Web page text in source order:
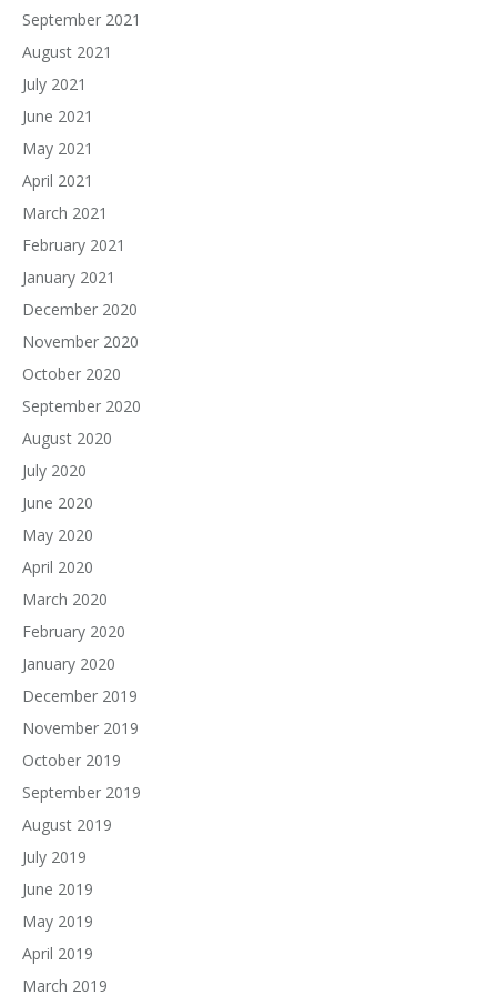
September 2021
August 2021
July 2021
June 2021
May 2021
April 2021
March 2021
February 2021
January 2021
December 2020
November 2020
October 2020
September 2020
August 2020
July 2020
June 2020
May 2020
April 2020
March 2020
February 2020
January 2020
December 2019
November 2019
October 2019
September 2019
August 2019
July 2019
June 2019
May 2019
April 2019
March 2019